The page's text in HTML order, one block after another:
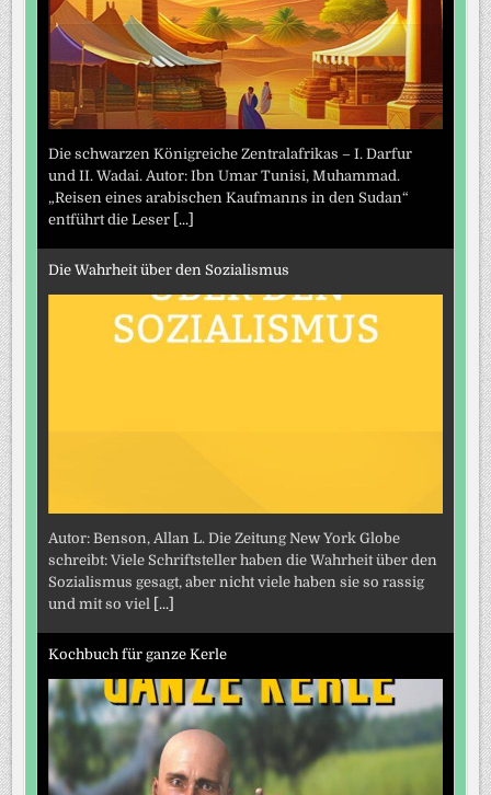
Die schwarzen Königreiche Zentralafrikas – I. Darfur
und II. Wadai. Autor: Ibn Umar Tunisi, Muhammad.
„Reisen eines arabischen Kaufmanns in den Sudan“
entführt die Leser [...]
Die Wahrheit über den Sozialismus
Autor: Benson, Allan L. Die Zeitung New York Globe
schreibt: Viele Schriftsteller haben die Wahrheit über den
Sozialismus gesagt, aber nicht viele haben sie so rassig
und mit so viel
[...]
Kochbuch für ganze Kerle